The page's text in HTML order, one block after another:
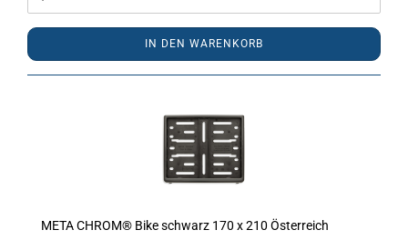
IN DEN WARENKORB
META CHROM® Bike schwarz 170 x 210 Österreich